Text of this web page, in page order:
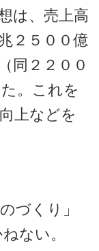
は、売上高
２５００億
同２２００
。これを
上などを
づくり」
ない。